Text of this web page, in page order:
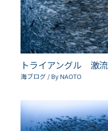
トライアングル 激流
海ブログ / ByNAOTO